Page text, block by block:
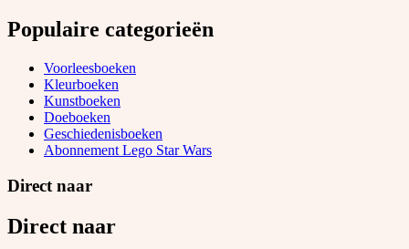
Populaire categorieën
Voorleesboeken
Kleurboeken
Kunstboeken
Doeboeken
Geschiedenisboeken
Abonnement Lego Star Wars
Direct naar
Direct naar